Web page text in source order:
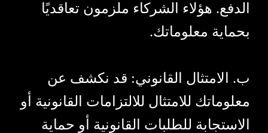
الدفع. هؤلاء الشركاء ملزمون تعاقديًا
بحماية معلوماتك.
ب. الامتثال القانوني: قد نكشف عن
معلوماتك للامتثال للالتزامات القانونية أو
الاستجابة للطلبات القانونية أو حماية